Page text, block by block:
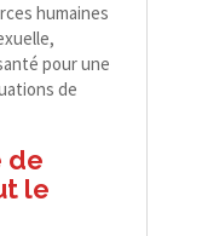
humaines
pour une
de
de
le